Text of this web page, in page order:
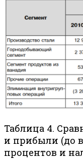
Таблица 4.
и прибыли (до
процентов и